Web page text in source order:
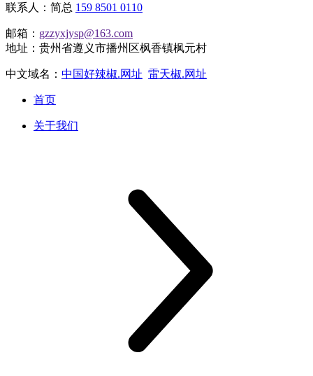
联系人：简总 159 8501 0110
邮箱： gzzyxjysp@163.com
地址：贵州省遵义市播州区枫香镇枫元村
中文域名： 中国好辣椒.网址 雷天椒.网址
首页
关于我们